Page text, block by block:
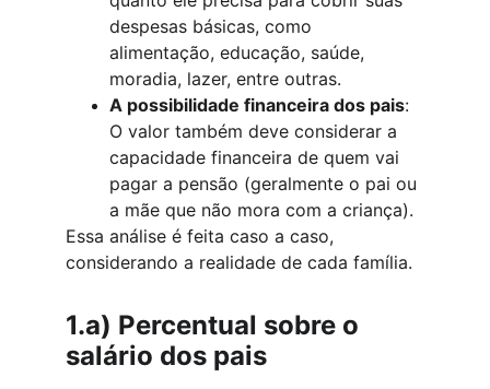
despesas básicas, como
alimentação, educação, saúde,
moradia, lazer, entre outras.
A possibilidade financeira dos pais:
O valor também deve considerar a
capacidade financeira de quem vai
pagar a pensão (geralmente o pai ou
a mãe que não mora com a criança).
Essa análise é feita caso a caso,
considerando a realidade de cada família.
1.a) Percentual sobre o
salário dos pais